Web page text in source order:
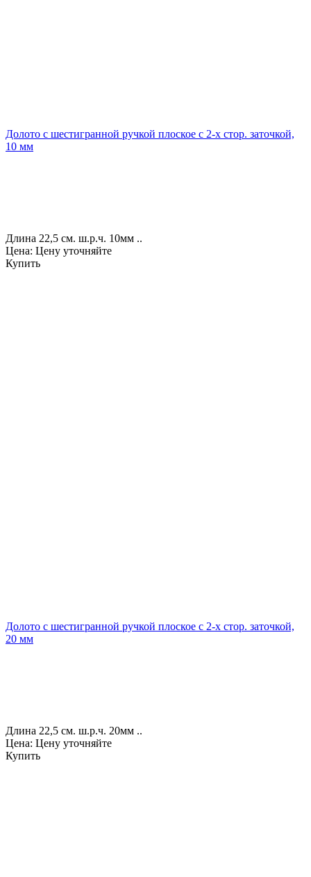
Долото с шестигранной ручкой плоское с 2-х стор. заточкой,
10 мм
Длина 22,5 см. ш.р.ч. 10мм ..
Цена: Цену уточняйте
Купить
Долото с шестигранной ручкой плоское с 2-х стор. заточкой,
20 мм
Длина 22,5 см. ш.р.ч. 20мм ..
Цена: Цену уточняйте
Купить